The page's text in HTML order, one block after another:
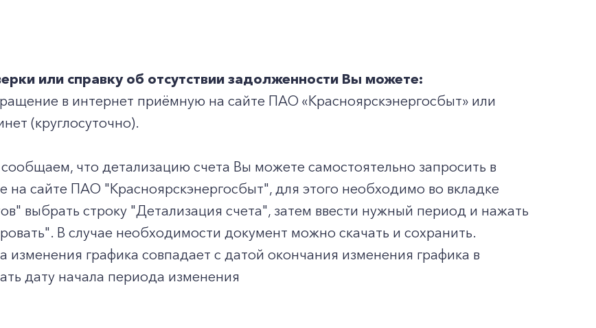
или справку об отсутствии задолженности Вы можете:
в интернет приёмную на сайте ПАО «Красноярскэнергосбыт» или
(круглосуточно).
что детализацию счета Вы можете самостоятельно запросить в
на сайте ПАО "Красноярскэнергосбыт", для этого необходимо во вкладке
выбрать строку "Детализация счета", затем ввести нужный период и нажать
В случае необходимости документ можно скачать и сохранить.
изменения графика совпадает с датой окончания изменения графика в
дату начала периода изменения